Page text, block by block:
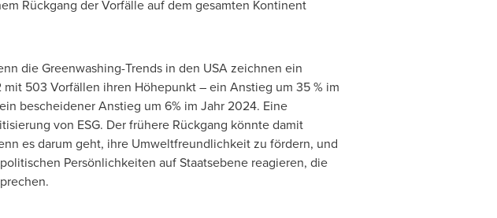
Rückgang der Vorfälle auf dem gesamten Kontinent
die Greenwashing-Trends in den USAzeichnen ein
503 Vorfällen ihren Höhepunkt – ein Anstieg um 35 % im
bescheidener Anstieg um 6% im Jahr 2024. Eine
von ESG. Der frühere Rückgang könnte damit
es darum geht, ihre Umweltfreundlichkeit zu fördern, und
Persönlichkeiten auf Staatsebene reagieren, die